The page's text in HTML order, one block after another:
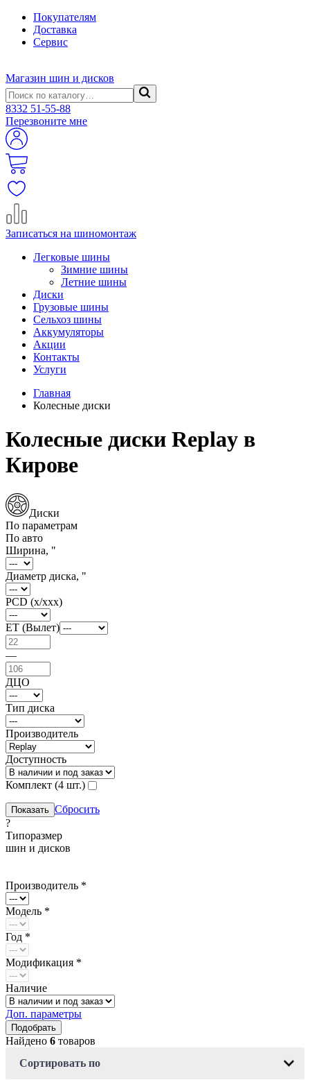
Покупателям
Доставка
Сервис
Магазин шин и дисков
8332 51-55-88
Перезвоните мне
Записаться на шиномонтаж
Легковые шины
Зимние шины
Летние шины
Диски
Грузовые шины
Сельхоз шины
Аккумуляторы
Акции
Контакты
Услуги
Главная
Колесные диски
Колесные диски Replay в
Кирове
Диски
По параметрам
По авто
Ширина, "
Диаметр диска, "
PCD (x/xxx)
ET (Вылет)
—
ДЦО
Тип диска
Производитель
Доступность
Комплект (4 шт.)
Сбросить
?
Типоразмер
шин и дисков
Производитель *
Модель *
Год *
Модификация *
Наличие
Доп. параметры
Найдено 6 товаров
Сортировать по